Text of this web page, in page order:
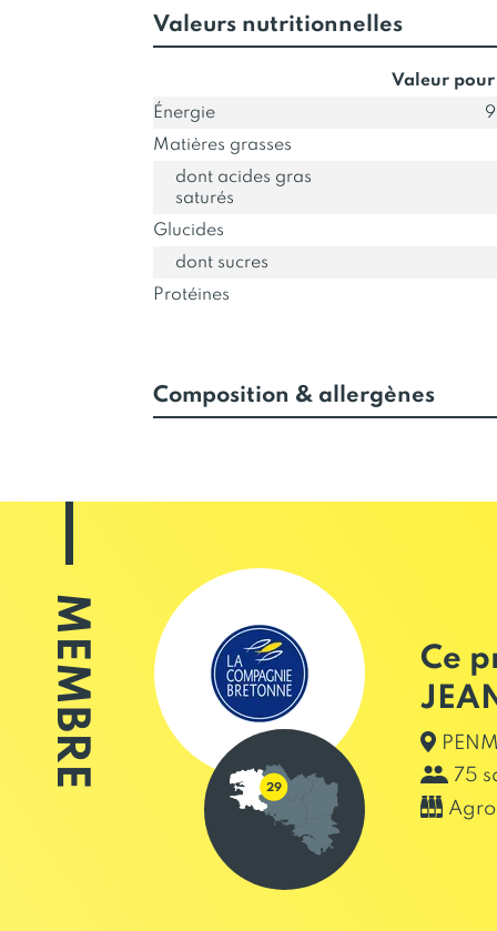
Valeurs nutritionnelles
Valeur pour
Énergie
Matières grasses
dont acides gras
saturés
Glucides
dont sucres
Protéines
Composition & allergènes
MEMBRE
Ce
75